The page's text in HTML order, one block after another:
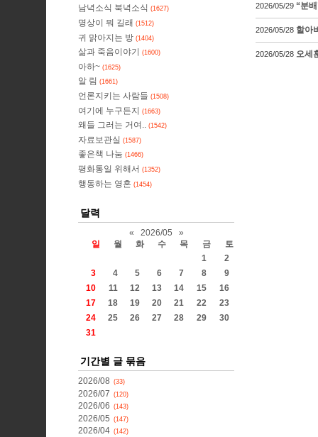
2026/05/29 “분
2026/05/28 할아
2026/05/28 오세
남녁소식 북녁소식 (1627)
명상이 뭐 길래 (1512)
귀 맑아지는 방 (1404)
삶과 죽음이야기 (1600)
아하~ (1625)
알 림 (1661)
언론지키는 사람들 (1508)
여기에 누구든지 (1663)
왜들 그러는 거여.. (1542)
자료보관실 (1587)
좋은책 나눔 (1466)
평화통일 위해서 (1352)
행동하는 영혼 (1454)
달력
« 2026/05
»
일
월 화 수 목 금
토
1
2
3
4 5 6 7 8
9
10
11 12 13 14 15
16
17
18 19 20 21 22
23
24
25 26 27 28 29
30
31
기간별 글 묶음
2026/08 (33)
2026/07 (120)
2026/06 (143)
2026/05 (147)
2026/04 (142)